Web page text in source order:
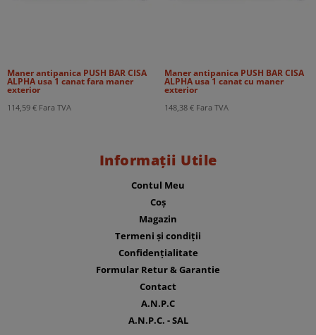
Maner antipanica PUSH BAR CISA
ALPHA usa 1 canat fara maner
exterior
114,59 € Fara TVA
Maner antipanica PUSH BAR CISA
ALPHA usa 1 canat cu maner
exterior
148,38 € Fara TVA
Informații Utile
Contul Meu
Coș
Magazin
Termeni și condiții
Confidențialitate
Formular Retur & Garantie
Contact
A.N.P.C
A.N.P.C. - SAL